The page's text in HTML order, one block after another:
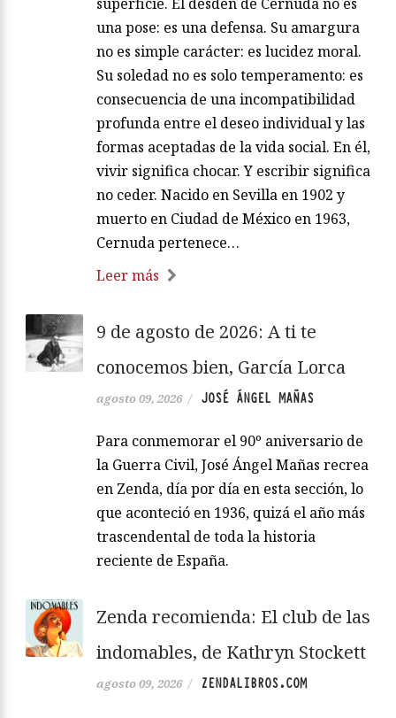
una pose: es una defensa. Su amargura
no es simple carácter: es lucidez moral.
Su soledad no es solo temperamento: es
consecuencia de una incompatibilidad
profunda entre el deseo individual y las
formas aceptadas de la vida social. En él,
vivir significa chocar. Y escribir significa
no ceder. Nacido en Sevilla en 1902 y
muerto en Ciudad de México en 1963,
Cernuda pertenece…
Leer más
9 de agosto de 2026: A ti te
conocemos bien, García Lorca
agosto 09, 2026 / JOSÉ ÁNGEL MAÑAS
Para conmemorar el 90º aniversario de
la Guerra Civil, José Ángel Mañas recrea
en Zenda, día por día en esta sección, lo
que aconteció en 1936, quizá el año más
trascendental de toda la historia
reciente de España.
Zenda recomienda: El club de las
indomables, de Kathryn Stockett
agosto 09, 2026 / ZENDALIBROS.COM